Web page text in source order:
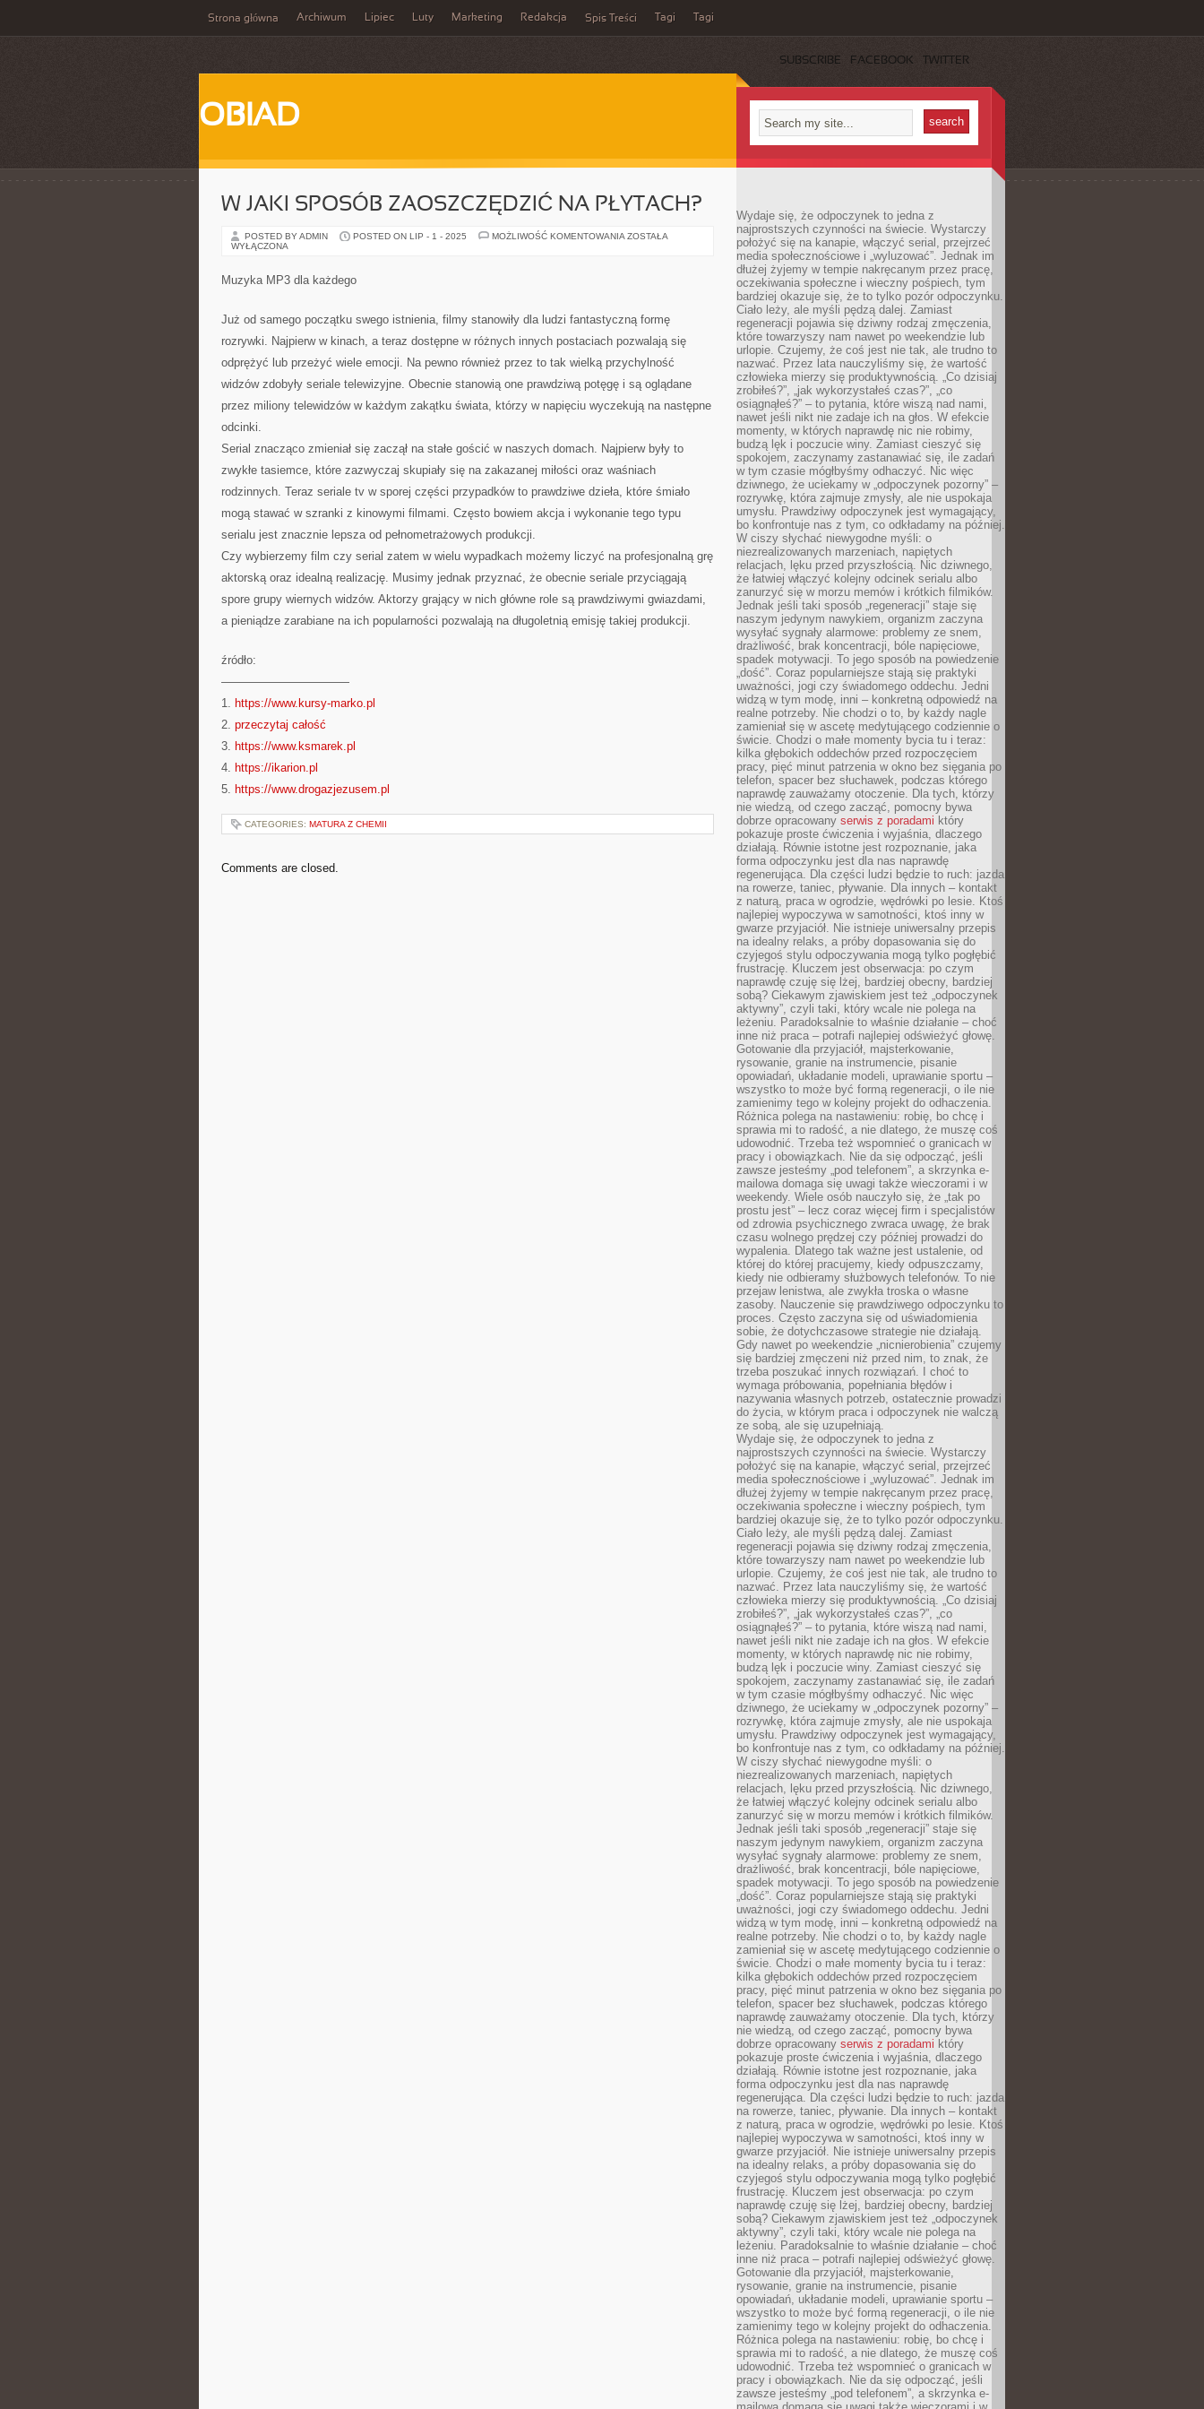
Strona główna Archiwum Lipiec Luty Marketing Redakcja Spis Treści Tagi Tagi
SUBSCRIBE FACEBOOK TWITTER
OBIAD
W JAKI SPOSÓB ZAOSZCZĘDZIĆ NA PŁYTACH?
POSTED BY ADMIN POSTED ON LIP - 1 - 2025 MOŻLIWOŚĆ KOMENTOWANIA W
ZOSTAŁA
WYŁĄCZONA
Muzyka MP3 dla każdego
Już od samego początku swego istnienia, filmy stanowiły dla ludzi fantastyczną formę
rozrywki. Najpierw w kinach, a teraz dostępne w różnych innych postaciach pozwalają się
odprężyć lub przeżyć wiele emocji. Na pewno również przez to tak wielką przychylność
widzów zdobyły seriale telewizyjne. Obecnie stanowią one prawdziwą potęgę i są oglądane
przez miliony telewidzów w każdym zakątku świata, którzy w napięciu wyczekują na następne
odcinki.
Serial znacząco zmieniał się zaczął na stałe gościć w naszych domach. Najpierw były to
zwykłe tasiemce, które zazwyczaj skupiały się na zakazanej miłości oraz waśniach
rodzinnych. Teraz seriale tv w sporej części przypadków to prawdziwe dzieła, które śmiało
mogą stawać w szranki z kinowymi filmami. Często bowiem akcja i wykonanie tego typu
serialu jest znacznie lepsza od pełnometrażowych produkcji.
Czy wybierzemy film czy serial zatem w wielu wypadkach możemy liczyć na profesjonalną grę
aktorską oraz idealną realizację. Musimy jednak przyznać, że obecnie seriale przyciągają
spore grupy wiernych widzów. Aktorzy grający w nich główne role są prawdziwymi gwiazdami,
a pieniądze zarabiane na ich popularności pozwalają na długoletnią emisję takiej produkcji.
źródło:
———————————
1. https://www.kursy-marko.pl
2. przeczytaj całość
3. https://www.ksmarek.pl
4. https://ikarion.pl
5. https://www.drogazjezusem.pl
CATEGORIES: MATURA Z CHEMII
Comments are closed.
Wydaje się, że odpoczynek to jedna z
najprostszych czynności na świecie. Wystarczy
położyć się na kanapie, włączyć serial, przejrzeć
media społecznościowe i „wyluzować”. Jednak im
dłużej żyjemy w tempie nakręcanym przez pracę,
oczekiwania społeczne i wieczny pośpiech, tym
bardziej okazuje się, że to tylko pozór odpoczynku.
Ciało leży, ale myśli pędzą dalej. Zamiast
regeneracji pojawia się dziwny rodzaj zmęczenia,
które towarzyszy nam nawet po weekendzie lub
urlopie. Czujemy, że coś jest nie tak, ale trudno to
nazwać. Przez lata nauczyliśmy się, że wartość
człowieka mierzy się produktywnością. „Co dzisiaj
zrobiłeś?”, „jak wykorzystałeś czas?”, „co
osiągnąłeś?” – to pytania, które wiszą nad nami,
nawet jeśli nikt nie zadaje ich na głos. W efekcie
momenty, w których naprawdę nic nie robimy,
budzą lęk i poczucie winy. Zamiast cieszyć się
spokojem, zaczynamy zastanawiać się, ile zadań
w tym czasie mógłbyśmy odhaczyć. Nic więc
dziwnego, że uciekamy w „odpoczynek pozorny” –
rozrywkę, która zajmuje zmysły, ale nie uspokaja
umysłu. Prawdziwy odpoczynek jest wymagający,
bo konfrontuje nas z tym, co odkładamy na później.
W ciszy słychać niewygodne myśli: o
niezrealizowanych marzeniach, napiętych
relacjach, lęku przed przyszłością. Nic dziwnego,
że łatwiej włączyć kolejny odcinek serialu albo
zanurzyć się w morzu memów i krótkich filmików.
Jednak jeśli taki sposób „regeneracji” staje się
naszym jedynym nawykiem, organizm zaczyna
wysyłać sygnały alarmowe: problemy ze snem,
drażliwość, brak koncentracji, bóle napięciowe,
spadek motywacji. To jego sposób na powiedzenie
„dość”. Coraz popularniejsze stają się praktyki
uważności, jogi czy świadomego oddechu. Jedni
widzą w tym modę, inni – konkretną odpowiedź na
realne potrzeby. Nie chodzi o to, by każdy nagle
zamieniał się w ascetę medytującego codziennie o
świcie. Chodzi o małe momenty bycia tu i teraz:
kilka głębokich oddechów przed rozpoczęciem
pracy, pięć minut patrzenia w okno bez sięgania po
telefon, spacer bez słuchawek, podczas którego
naprawdę zauważamy otoczenie. Dla tych, którzy
nie wiedzą, od czego zacząć, pomocny bywa
dobrze opracowany serwis z poradami który
pokazuje proste ćwiczenia i wyjaśnia, dlaczego
działają. Równie istotne jest rozpoznanie, jaka
forma odpoczynku jest dla nas naprawdę
regenerująca. Dla części ludzi będzie to ruch: jazda
na rowerze, taniec, pływanie. Dla innych – kontakt
z naturą, praca w ogrodzie, wędrówki po lesie. Ktoś
najlepiej wypoczywa w samotności, ktoś inny w
gwarze przyjaciół. Nie istnieje uniwersalny przepis
na idealny relaks, a próby dopasowania się do
czyjegoś stylu odpoczywania mogą tylko pogłębić
frustrację. Kluczem jest obserwacja: po czym
naprawdę czuję się lżej, bardziej obecny, bardziej
sobą? Ciekawym zjawiskiem jest też „odpoczynek
aktywny”, czyli taki, który wcale nie polega na
leżeniu. Paradoksalnie to właśnie działanie – choć
inne niż praca – potrafi najlepiej odświeżyć głowę.
Gotowanie dla przyjaciół, majsterkowanie,
rysowanie, granie na instrumencie, pisanie
opowiadań, układanie modeli, uprawianie sportu –
wszystko to może być formą regeneracji, o ile nie
zamienimy tego w kolejny projekt do odhaczenia.
Różnica polega na nastawieniu: robię, bo chcę i
sprawia mi to radość, a nie dlatego, że muszę coś
udowodnić. Trzeba też wspomnieć o granicach w
pracy i obowiązkach. Nie da się odpocząć, jeśli
zawsze jesteśmy „pod telefonem”, a skrzynka e-
mailowa domaga się uwagi także wieczorami i w
weekendy. Wiele osób nauczyło się, że „tak po
prostu jest” – lecz coraz więcej firm i specjalistów
od zdrowia psychicznego zwraca uwagę, że brak
czasu wolnego prędzej czy później prowadzi do
wypalenia. Dlatego tak ważne jest ustalenie, od
której do której pracujemy, kiedy odpuszczamy,
kiedy nie odbieramy służbowych telefonów. To nie
przejaw lenistwa, ale zwykła troska o własne
zasoby. Nauczenie się prawdziwego odpoczynku to
proces. Często zaczyna się od uświadomienia
sobie, że dotychczasowe strategie nie działają.
Gdy nawet po weekendzie „nicnierobienia” czujemy
się bardziej zmęczeni niż przed nim, to znak, że
trzeba poszukać innych rozwiązań. I choć to
wymaga próbowania, popełniania błędów i
nazywania własnych potrzeb, ostatecznie prowadzi
do życia, w którym praca i odpoczynek nie walczą
ze sobą, ale się uzupełniają.
Wydaje się, że odpoczynek to jedna z
najprostszych czynności na świecie. Wystarczy
położyć się na kanapie, włączyć serial, przejrzeć
media społecznościowe i „wyluzować”. Jednak im
dłużej żyjemy w tempie nakręcanym przez pracę,
oczekiwania społeczne i wieczny pośpiech, tym
bardziej okazuje się, że to tylko pozór odpoczynku.
Ciało leży, ale myśli pędzą dalej. Zamiast
regeneracji pojawia się dziwny rodzaj zmęczenia,
które towarzyszy nam nawet po weekendzie lub
urlopie. Czujemy, że coś jest nie tak, ale trudno to
nazwać. Przez lata nauczyliśmy się, że wartość
człowieka mierzy się produktywnością. „Co dzisiaj
zrobiłeś?”, „jak wykorzystałeś czas?”, „co
osiągnąłeś?” – to pytania, które wiszą nad nami,
nawet jeśli nikt nie zadaje ich na głos. W efekcie
momenty, w których naprawdę nic nie robimy,
budzą lęk i poczucie winy. Zamiast cieszyć się
spokojem, zaczynamy zastanawiać się, ile zadań
w tym czasie mógłbyśmy odhaczyć. Nic więc
dziwnego, że uciekamy w „odpoczynek pozorny” –
rozrywkę, która zajmuje zmysły, ale nie uspokaja
umysłu. Prawdziwy odpoczynek jest wymagający,
bo konfrontuje nas z tym, co odkładamy na później.
W ciszy słychać niewygodne myśli: o
niezrealizowanych marzeniach, napiętych
relacjach, lęku przed przyszłością. Nic dziwnego,
że łatwiej włączyć kolejny odcinek serialu albo
zanurzyć się w morzu memów i krótkich filmików.
Jednak jeśli taki sposób „regeneracji” staje się
naszym jedynym nawykiem, organizm zaczyna
wysyłać sygnały alarmowe: problemy ze snem,
drażliwość, brak koncentracji, bóle napięciowe,
spadek motywacji. To jego sposób na powiedzenie
„dość”. Coraz popularniejsze stają się praktyki
uważności, jogi czy świadomego oddechu. Jedni
widzą w tym modę, inni – konkretną odpowiedź na
realne potrzeby. Nie chodzi o to, by każdy nagle
zamieniał się w ascetę medytującego codziennie o
świcie. Chodzi o małe momenty bycia tu i teraz:
kilka głębokich oddechów przed rozpoczęciem
pracy, pięć minut patrzenia w okno bez sięgania po
telefon, spacer bez słuchawek, podczas którego
naprawdę zauważamy otoczenie. Dla tych, którzy
nie wiedzą, od czego zacząć, pomocny bywa
dobrze opracowany serwis z poradami który
pokazuje proste ćwiczenia i wyjaśnia, dlaczego
działają. Równie istotne jest rozpoznanie, jaka
forma odpoczynku jest dla nas naprawdę
regenerująca. Dla części ludzi będzie to ruch: jazda
na rowerze, taniec, pływanie. Dla innych – kontakt
z naturą, praca w ogrodzie, wędrówki po lesie. Ktoś
najlepiej wypoczywa w samotności, ktoś inny w
gwarze przyjaciół. Nie istnieje uniwersalny przepis
na idealny relaks, a próby dopasowania się do
czyjegoś stylu odpoczywania mogą tylko pogłębić
frustrację. Kluczem jest obserwacja: po czym
naprawdę czuję się lżej, bardziej obecny, bardziej
sobą? Ciekawym zjawiskiem jest też „odpoczynek
aktywny”, czyli taki, który wcale nie polega na
leżeniu. Paradoksalnie to właśnie działanie – choć
inne niż praca – potrafi najlepiej odświeżyć głowę.
Gotowanie dla przyjaciół, majsterkowanie,
rysowanie, granie na instrumencie, pisanie
opowiadań, układanie modeli, uprawianie sportu –
wszystko to może być formą regeneracji, o ile nie
zamienimy tego w kolejny projekt do odhaczenia.
Różnica polega na nastawieniu: robię, bo chcę i
sprawia mi to radość, a nie dlatego, że muszę coś
udowodnić. Trzeba też wspomnieć o granicach w
pracy i obowiązkach. Nie da się odpocząć, jeśli
zawsze jesteśmy „pod telefonem”, a skrzynka e-